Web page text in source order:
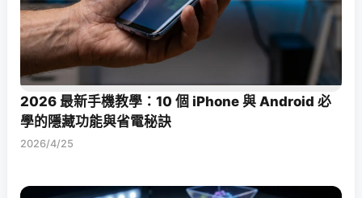
2026 最新手機教學：10 個 iPhone 與 Android 必
學的隱藏功能與省電秘訣
2026/4/25